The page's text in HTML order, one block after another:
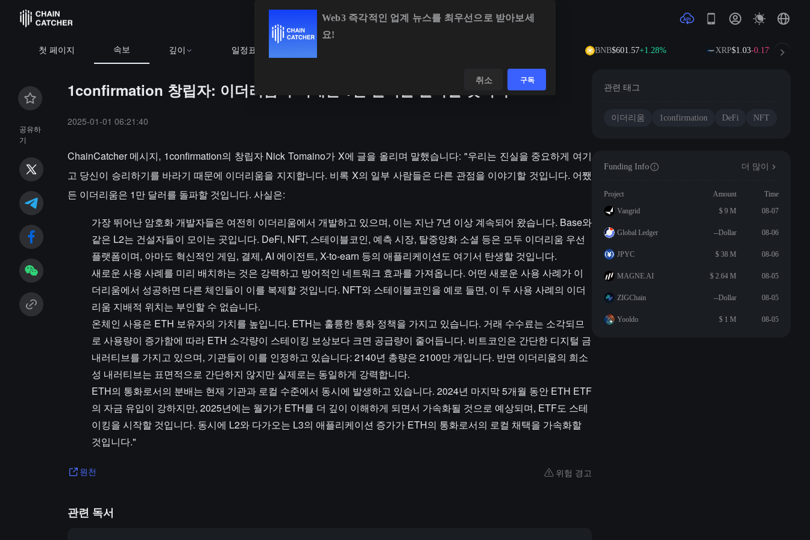
첫 페이지 속보 깊이 일정표 BNB$601.57+1.28% XRP$1.03-0.17%
공유하
기
1confirmation 창립자: 이더리움의 미래는 1만 달러를 돌파할 것이다
2025-01-01 06:21:40
ChainCatcher 메시지, 1confirmation의 창립자 Nick Tomaino가 X에 글을 올리며 말했습니다: "우리는 진실을 중요하게 여기
고 당신이 승리하기를 바라기 때문에 이더리움을 지지합니다. 비록 X의 일부 사람들은 다른 관점을 이야기할 것입니다. 어쨌
든 이더리움은 1만 달러를 돌파할 것입니다. 사실은:
가장 뛰어난 암호화 개발자들은 여전히 이더리움에서 개발하고 있으며, 이는 지난 7년 이상 계속되어 왔습니다. Base와
같은 L2는 건설자들이 모이는 곳입니다. DeFi, NFT, 스테이블코인, 예측 시장, 탈중앙화 소셜 등은 모두 이더리움 우선
플랫폼이며, 아마도 혁신적인 게임, 결제, AI 에이전트, X-to-earn 등의 애플리케이션도 여기서 탄생할 것입니다.
새로운 사용 사례를 미리 배치하는 것은 강력하고 방어적인 네트워크 효과를 가져옵니다. 어떤 새로운 사용 사례가 이
더리움에서 성공하면 다른 체인들이 이를 복제할 것입니다. NFT와 스테이블코인을 예로 들면, 이 두 사용 사례의 이더
리움 지배적 위치는 부인할 수 없습니다.
온체인 사용은 ETH 보유자의 가치를 높입니다. ETH는 훌륭한 통화 정책을 가지고 있습니다. 거래 수수료는 소각되므
로 사용량이 증가함에 따라 ETH 소각량이 스테이킹 보상보다 크면 공급량이 줄어듭니다. 비트코인은 간단한 디지털 금
내러티브를 가지고 있으며, 기관들이 이를 인정하고 있습니다: 2140년 총량은 2100만 개입니다. 반면 이더리움의 희소
성 내러티브는 표면적으로 간단하지 않지만 실제로는 동일하게 강력합니다.
ETH의 통화로서의 분배는 현재 기관과 로컬 수준에서 동시에 발생하고 있습니다. 2024년 마지막 5개월 동안 ETH ETF
의 자금 유입이 강하지만, 2025년에는 월가가 ETH를 더 깊이 이해하게 되면서 가속화될 것으로 예상되며, ETF도 스테
이킹을 시작할 것입니다. 동시에 L2와 다가오는 L3의 애플리케이션 증가가 ETH의 통화로서의 로컬 채택을 가속화할
것입니다."
원천 위험 경고
관련 독서
관련 태그
이더리움 1confirmation DeFi NFT
Funding Info 더 많이
Project Amount
Time
Vangrid
$ 9 M 08-07
Global Ledger --Dollar 08-06
JPYC $ 38 M 08-06
MAGNE.AI $ 2.64 M 08-05
ZIGChain --Dollar 08-05
Yooldo $ 1 M 08-05
Web3 즉각적인 업계 뉴스를 최우선으로 받아보세
요!
취소 구독